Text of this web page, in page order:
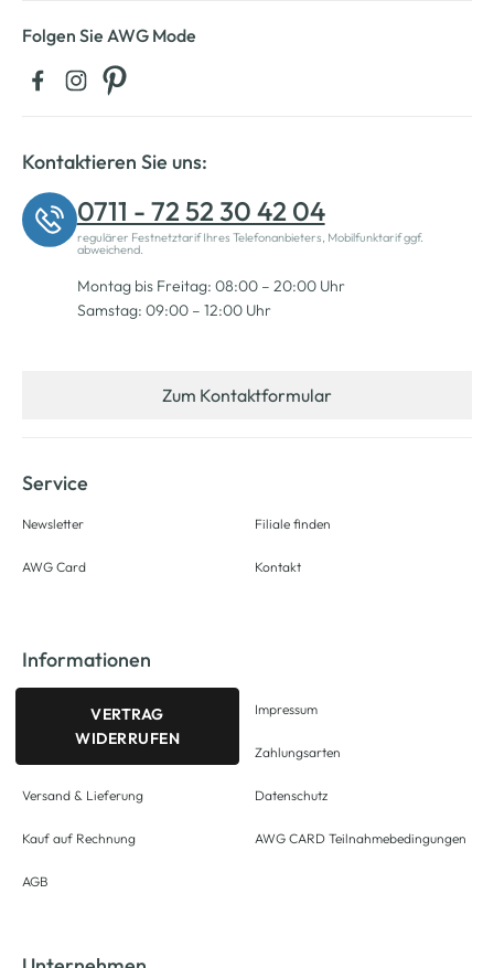
Folgen Sie AWG Mode
Kontaktieren Sie uns:
0711 - 72 52 30 42 04
regulärer Festnetztarif Ihres Telefonanbieters, Mobilfunktarif ggf.
abweichend.
Montag bis Freitag: 08:00 – 20:00 Uhr
Samstag: 09:00 – 12:00 Uhr
Zum Kontaktformular
Service
Newsletter
AWG Card
Filiale finden
Kontakt
Informationen
VERTRAG
WIDERRUFEN
Versand & Lieferung
Kauf auf Rechnung
AGB
Impressum
Zahlungsarten
Datenschutz
AWG CARD Teilnahmebedingungen